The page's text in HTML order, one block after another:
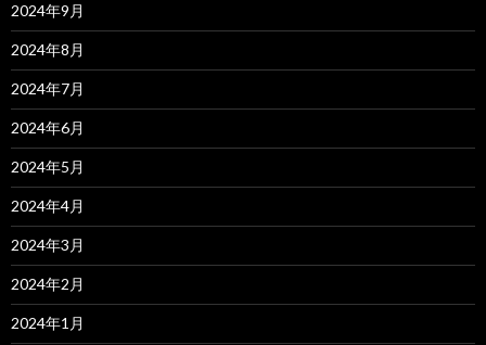
2024年9月
2024年8月
2024年7月
2024年6月
2024年5月
2024年4月
2024年3月
2024年2月
2024年1月